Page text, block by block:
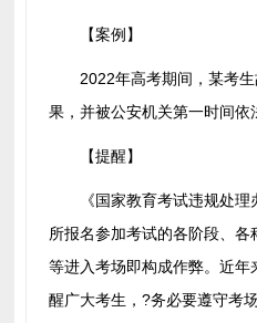
【案例】
2022年高考期间，某考生
果，并被公安机关第一时间
【提醒】
《国家教育考试违规处理办
所报名参加考试的各阶段、
等进入考场即构成作弊。近年
醒广大考生，?务必要遵守考